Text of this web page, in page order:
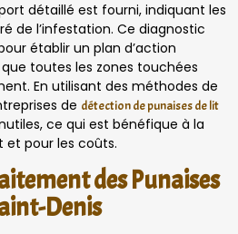
détaillé est fourni, indiquant les
de l’infestation. Ce diagnostic
établir un plan d’action
toutes les zones touchées
En utilisant des méthodes de
de détection de punaises de lit
ce qui est bénéfique à la
et pour les coûts.
des Punaises
Denis